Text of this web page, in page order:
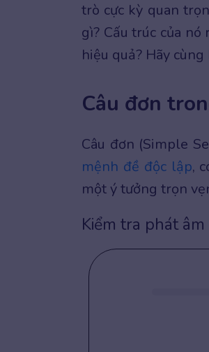
trò cực kỳ quan
gì? Cấu trúc của
hiệu quả? Hãy
Câu đơn
Câu đơn (Simple
mệnh đề độc lập,
một ý tưởng trọn
Kiểm tra phát